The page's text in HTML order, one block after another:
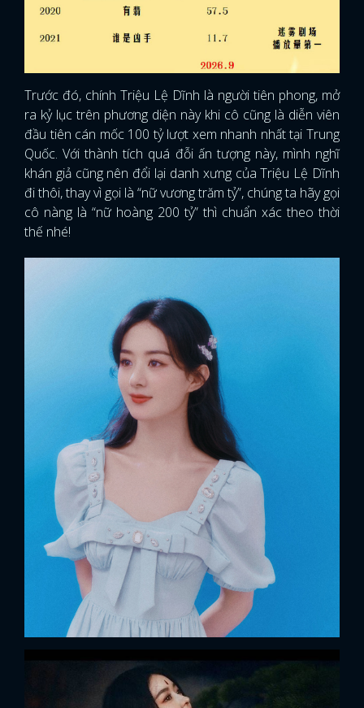
Trước đó, chính Triệu Lệ Dĩnh là người tiên phong, mở
ra kỷ lục trên phương diện này khi cô cũng là diễn viên
đầu tiên cán mốc 100 tỷ lượt xem nhanh nhất tại Trung
Quốc. Với thành tích quá đỗi ấn tượng này, mình nghĩ
khán giả cũng nên đổi lại danh xưng của Triệu Lệ Dĩnh
đi thôi, thay vì gọi là “nữ vương trăm tỷ”, chúng ta hãy gọi
cô nàng là “nữ hoàng 200 tỷ” thì chuẩn xác theo thời
thế nhé!